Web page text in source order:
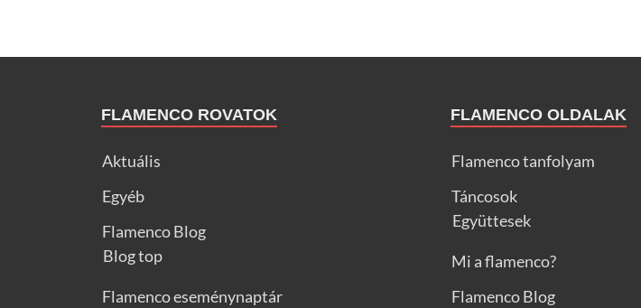
FLAMENCO ROVATOK
Aktuális
Egyéb
Flamenco Blog
Blog top
Flamenco eseménynaptár
FLAMENCO OLDALAK
Flamenco tanfolyam
Táncosok
Együttesek
Mi a flamenco?
Flamenco Blog